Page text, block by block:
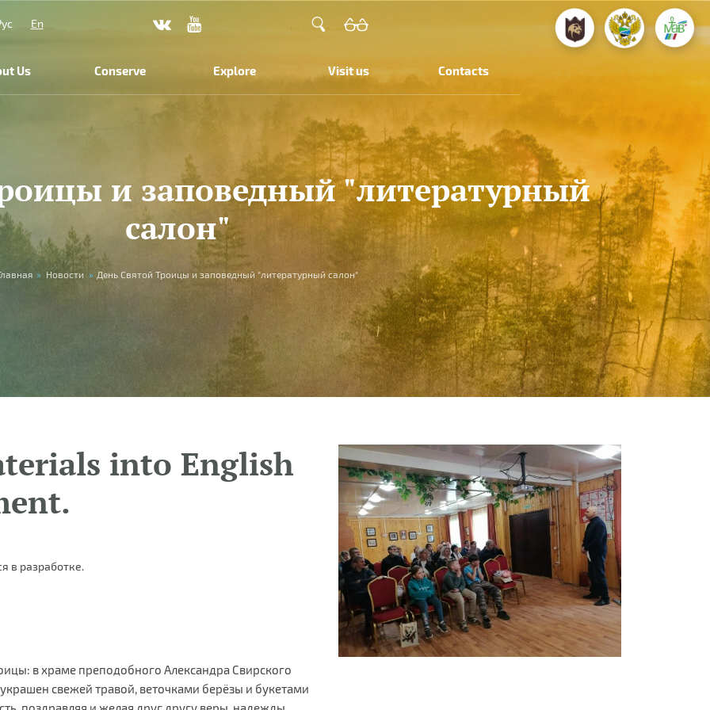
En
Us Conserve Explore Visit us Contacts
и заповедный "литературный
салон"
» Новости » День Святой Троицы и заповедный "литературный салон"
into English
в разработке.
в храме преподобного Александра Свирского
свежей травой, веточками берёзы и букетами